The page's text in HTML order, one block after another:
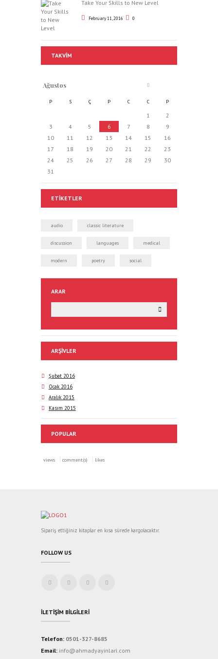
Take Your Skills to New Level
February 11, 2016 0
TAKVIM
Ağustos
P S Ç P C C P
1
2
3
4 5 6 7 8
9
10
11 12 13 14 15
16
17
18 19 20 21 22
23
24
25 26 27 28 29
30
31
ETIKETLER
audio classic literature
discussion languages medical
modern poetry social
ARAR
ARŞIVLER
Şubat 2016
Ocak 2016
Aralık 2015
Kasım 2015
POPULAR
views comment(s) likes
Sipariş ettiğiniz kitaplar en kısa sürede kargolacaktır.
FOLLOW US
İLETIŞIM BILGILERI
Telefon: 0501-327-8685
Email: info@ahmadyayinlari.com